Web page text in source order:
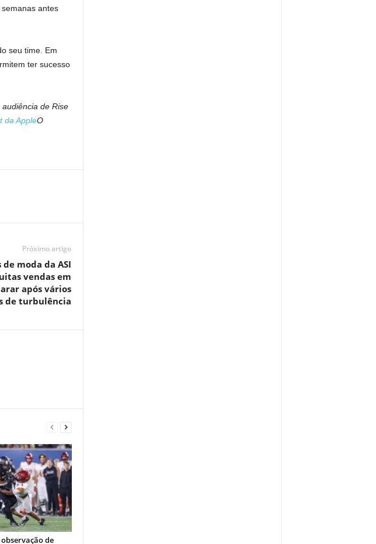
antes
seu time. Em
ter sucesso
de Rise
da AppleO
Próximo artigo
moda da ASI
vendas em
após vários
de turbulência
de